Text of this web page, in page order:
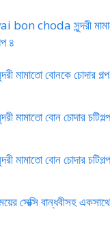
bon choda সুন্দরী
৪
মামাতো বোনকে চোদার
মামাতো বোন চোদার
মামাতো বোন চোদার
সেক্সি বান্ধবীসহ